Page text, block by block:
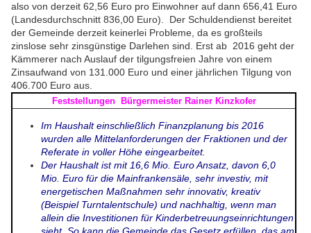
also von derzeit 62,56 Euro pro Einwohner auf dann 656,41 Euro
(Landesdurchschnitt 836,00 Euro). Der Schuldendienst bereitet
der Gemeinde derzeit keinerlei Probleme, da es großteils
zinslose sehr zinsgünstige Darlehen sind. Erst ab 2016 geht der
Kämmerer nach Auslauf der tilgungsfreien Jahre von einem
Zinsaufwand von 131.000 Euro und einer jährlichen Tilgung von
406.700 Euro aus.
Feststellungen Bürgermeister Rainer Kinzkofer
Im Haushalt einschließlich Finanzplanung bis 2016
wurden alle Mittelanforderungen der Fraktionen und der
Referate in voller Höhe eingearbeitet.
Der Haushalt ist mit 16,6 Mio. Euro Ansatz, davon 6,0
Mio. Euro für die Mainfrankensäle, sehr investiv, mit
energetischen Maßnahmen sehr innovativ, kreativ
(Beispiel Turntalentschule) und nachhaltig, wenn man
allein die Investitionen für Kinderbetreuungseinrichtungen